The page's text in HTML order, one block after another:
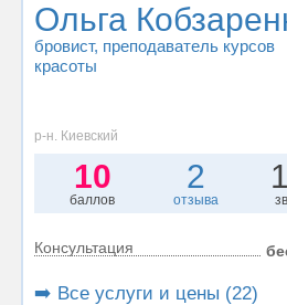
Ольга
бровист, преподаватель курсов
красоты
р-н. Киевский
10
баллов
2
отзыва
Консультация
➡️ Все услуги и цены (22)